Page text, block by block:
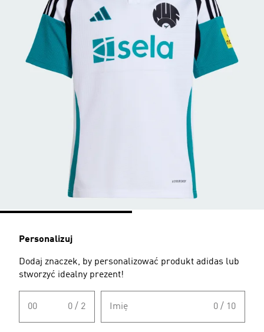
Personalizuj
Dodaj znaczek, by personalizować produkt adidas lub
stworzyć idealny prezent!
00 0 / 2 Imię 0 / 10